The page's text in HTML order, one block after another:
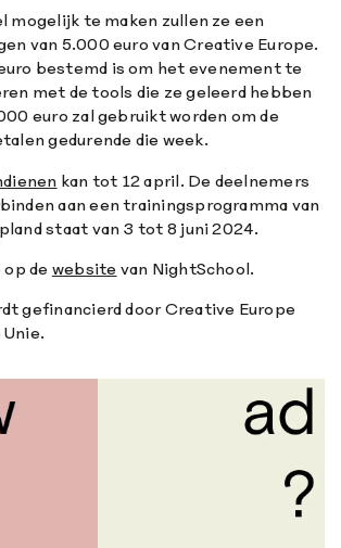
mogelijk te maken zullen ze een
van 5.000 euro van Creative Europe.
bestemd is om het evenement te
met de tools die ze geleerd hebben
euro zal gebruikt worden om de
gedurende die week.
kan tot 12 april. De deelnemers
aan een trainingsprogramma van
staat van 3 tot 8 juni 2024.
de website van NightSchool.
gefinancierd door Creative Europe